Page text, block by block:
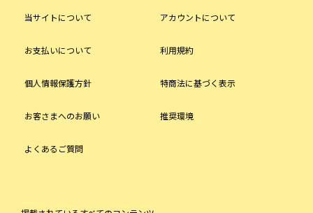
当サイトについて アカウントについて
お支払いについて 利用規約
個人情報保護方針 特商法に基づく表示
お客さまへのお願い 推奨環境
よくあるご質問